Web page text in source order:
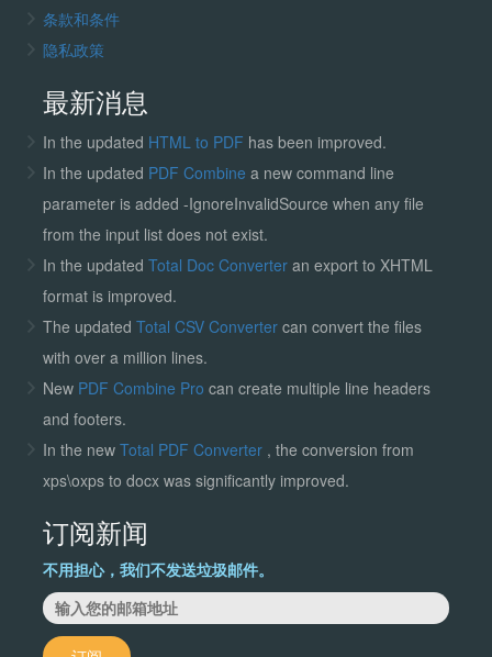
条款和条件
隐私政策
最新消息
In the updated HTML to PDF has been improved.
In the updated PDF Combine a new command line
parameter is added -IgnoreInvalidSource when any file
from the input list does not exist.
In the updated Total Doc Converter an export to XHTML
format is improved.
The updated Total CSV Convertercan convert the files
with over a million lines.
New PDF Combine Pro can create multiple line headers
and footers.
In the new Total PDF Converter , the conversion from
xps\oxps to docx was significantly improved.
订阅新闻
不用担心，我们不发送垃圾邮件。